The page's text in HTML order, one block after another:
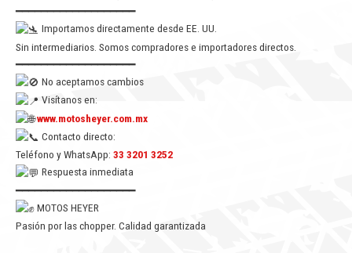
━━━━━━━━━━━━━━━━━━━
Importamos directamente desde EE. UU.
Sin intermediarios. Somos compradores e importadores directos.
━━━━━━━━━━━━━━━━━━━
No aceptamos cambios
Visítanos en:
www.motosheyer.com.mx
Contacto directo:
Teléfono y WhatsApp: 33 3201 3252
Respuesta inmediata
━━━━━━━━━━━━━━━━━━━
MOTOS HEYER
Pasión por las chopper. Calidad garantizada